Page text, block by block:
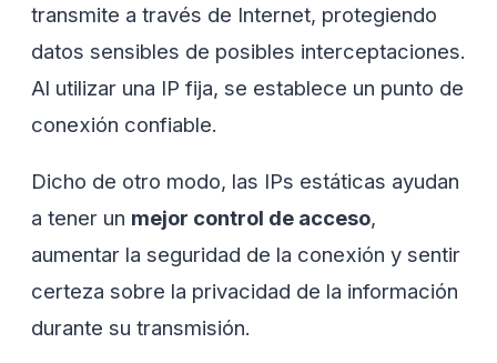
transmite a través de Internet, protegiendo
datos sensibles de posibles interceptaciones.
Al utilizar una IP fija, se establece un punto de
conexión confiable.
Dicho de otro modo, las IPs estáticas ayudan
a tener un mejor control de acceso,
aumentar la seguridad de la conexión y sentir
certeza sobre la privacidad de la información
durante su transmisión.